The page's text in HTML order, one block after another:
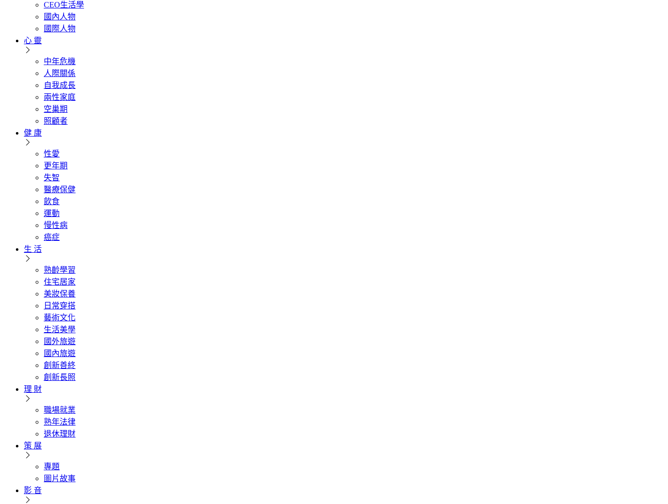
CEO生活學
國內人物
國際人物
心 靈
中年危機
人際關係
自我成長
兩性家庭
空巢期
照顧者
健 康
性愛
更年期
失智
醫療保健
飲食
運動
慢性病
癌症
生 活
熟齡學習
住宅居家
美妝保養
日常穿搭
藝術文化
生活美學
國外旅遊
國內旅遊
創新善終
創新長照
理 財
職場就業
熟年法律
退休理財
策 展
專題
圖片故事
影 音